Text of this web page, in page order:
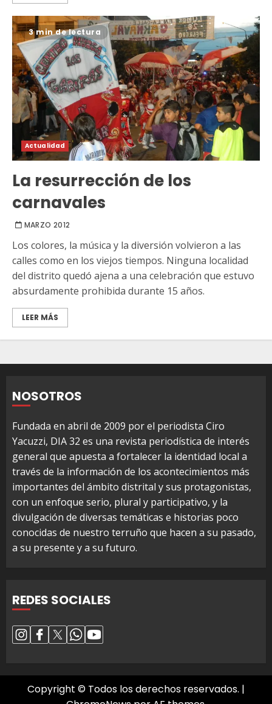
3 min de lectura
Actualidad
La resurrección de los
carnavales
MARZO 2012
Los colores, la música y la diversión volvieron a las
calles como en los viejos tiempos. Ninguna localidad
del distrito quedó ajena a una celebración que estuvo
absurdamente prohibida durante 15 años.
LEER MÁS
NOSOTROS
Fundada en abril de 2009 por el periodista Ciro
Yacuzzi, DIA 32 es una revista periodística de interés
general que apuesta a fortalecer la identidad local a
través de la información de los acontecimientos más
importantes del ámbito distrital y sus protagonistas,
con un enfoque serio, plural y participativo, y la
divulgación de diversas temáticas e historias poco
conocidas de nuestro terruño que hacen a su pasado,
a su presente y a su futuro.
REDES SOCIALES
Copyright © Todos los derechos reservados. |